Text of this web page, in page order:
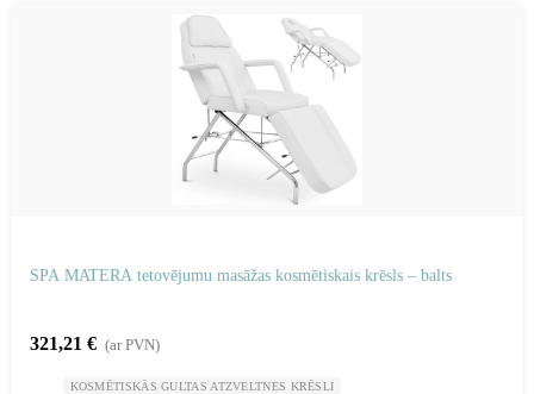
SPA MATERA tetovējumu masāžas kosmētiskais krēsls – balts
321,21 € (ar PVN)
KOSMĒTISKĀS GULTAS ATZVELTNES KRĒSLI